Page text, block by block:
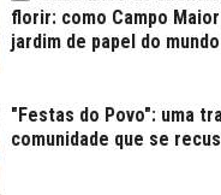
florir: como Campo
jardim de papel do mundo
"Festas do Povo": uma
comunidade que se